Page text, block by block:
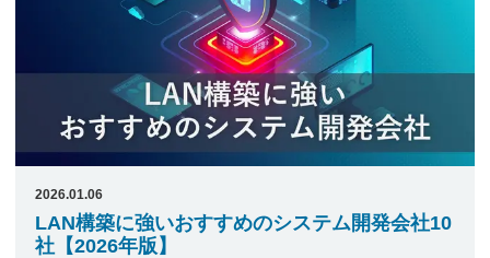
2026.01.06
LAN構築に強いおすすめのシステム開発会社10
社【2026年版】